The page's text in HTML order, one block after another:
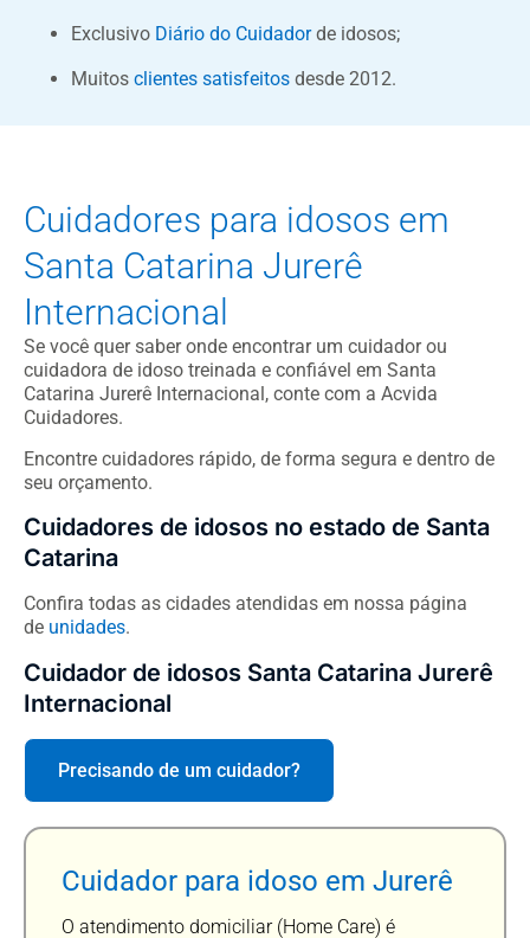
Exclusivo Diário do Cuidadorde idosos;
Muitos clientes satisfeitos desde 2012.
Cuidadores para idosos em
Santa Catarina Jurerê
Internacional
Se você quer saber onde encontrar um cuidador ou
cuidadora de idoso treinada e confiável em Santa
Catarina Jurerê Internacional, conte com a Acvida
Cuidadores.
Encontre cuidadores rápido, de forma segura e dentro de
seu orçamento.
Cuidadores de idosos no estado de Santa
Catarina
Confira todas as cidades atendidas em nossa página
de unidades.
Cuidador de idosos Santa Catarina Jurerê
Internacional
Precisando de um cuidador?
Cuidador para idoso em Jurerê
O atendimento domiciliar (Home Care) é